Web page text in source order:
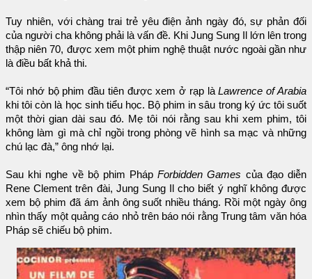
Tuy nhiên, với chàng trai trẻ yêu điện ảnh ngày đó, sự phản đối
của người cha không phải là vấn đề. Khi Jung Sung Il lớn lên trong
thập niên 70, được xem một phim nghệ thuật nước ngoài gần như
là điều bất khả thi.
“Tôi nhớ bộ phim đầu tiên được xem ở rạp làLawrence of Arabia
khi tôi còn là học sinh tiểu học. Bộ phim in sâu trong ký ức tôi suốt
một thời gian dài sau đó. Mẹ tôi nói rằng sau khi xem phim, tôi
không làm gì mà chỉ ngồi trong phòng vẽ hình sa mạc và những
chú lạc đà,” ông nhớ lại.
Sau khi nghe về bộ phim PhápForbidden Games của đạo diễn
Rene Clement trên đài, Jung Sung Il cho biết ý nghĩ không được
xem bộ phim đã ám ảnh ông suốt nhiều tháng. Rồi một ngày ông
nhìn thấy một quảng cáo nhỏ trên báo nói rằng Trung tâm văn hóa
Pháp sẽ chiếu bộ phim.